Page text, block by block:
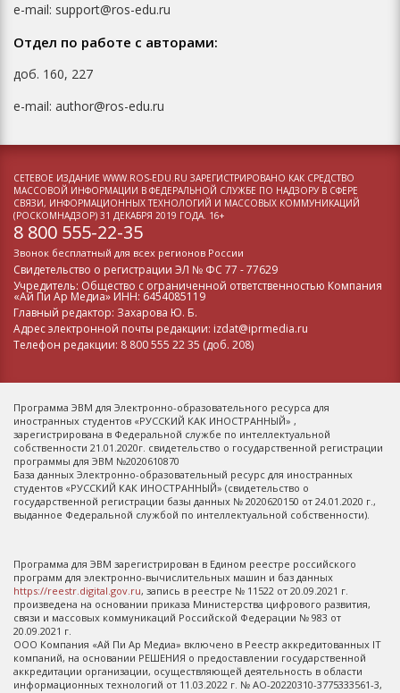
e-mail: support@ros-edu.ru
Отдел по работе с авторами:
доб. 160, 227
e-mail: author@ros-edu.ru
СЕТЕВОЕ ИЗДАНИЕ WWW.ROS-EDU.RU ЗАРЕГИСТРИРОВАНО КАК СРЕДСТВО
МАССОВОЙ ИНФОРМАЦИИ В ФЕДЕРАЛЬНОЙ СЛУЖБЕ ПО НАДЗОРУ В СФЕРЕ
СВЯЗИ, ИНФОРМАЦИОННЫХ ТЕХНОЛОГИЙ И МАССОВЫХ КОММУНИКАЦИЙ
(РОСКОМНАДЗОР) 31 ДЕКАБРЯ 2019 ГОДА. 16+
8 800 555-22-35
Звонок бесплатный для всех регионов России
Свидетельство о регистрации ЭЛ № ФС 77 - 77629
Учредитель: Общество с ограниченной ответственностью Компания
«Ай Пи Ар Медиа» ИНН: 6454085119
Главный редактор: Захарова Ю. Б.
Адрес электронной почты редакции: izdat@iprmedia.ru
Телефон редакции: 8 800 555 22 35 (доб. 208)
Программа ЭВМ для Электронно-образовательного ресурса для
иностранных студентов «РУССКИЙ КАК ИНОСТРАННЫЙ» ,
зарегистрирована в Федеральной службе по интеллектуальной
собственности 21.01.2020г. свидетельство о государственной регистрации
программы для ЭВМ №2020610870
База данных Электронно-образовательный ресурс для иностранных
студентов «РУССКИЙ КАК ИНОСТРАННЫЙ» (свидетельство о
государственной регистрации базы данных № 2020620150 от 24.01.2020 г.,
выданное Федеральной службой по интеллектуальной собственности).
Программа для ЭВМ зарегистрирован в Едином реестре российского
программ для электронно-вычислительных машин и баз данных
https://reestr.digital.gov.ru, запись в реестре № 11522 от 20.09.2021 г.
произведена на основании приказа Министерства цифрового развития,
связи и массовых коммуникаций Российской Федерации № 983 от
20.09.2021 г.
ООО Компания «Ай Пи Ар Медиа» включено в Реестр аккредитованных IT
компаний, на основании РЕШЕНИЯ о предоставлении государственной
аккредитации организации, осуществляющей деятельность в области
информационных технологий от 11.03.2022 г. № АО-20220310-3775333561-3,